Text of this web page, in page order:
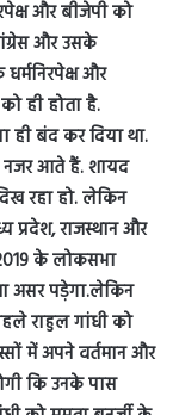
और बीजेपी को
और उसके
और
ही होता है.
ही बंद कर दिया था.
नजर आते हैं. शायद
रहा हो. लेकिन
राजस्थान और
के लोकसभा
असर पड़ेगा.लेकिन
राहुल गांधी को
में अपने वर्तमान और
कि उनके पास